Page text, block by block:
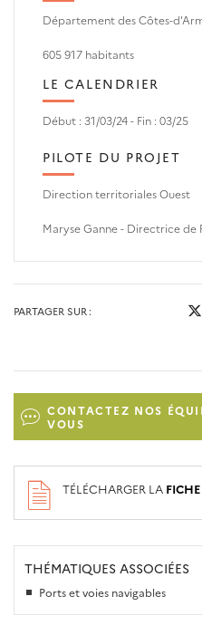
Département des Côtes-
605 917 habitants
LE CALENDRIER
Début : 31/03/24 - Fin : 03/25
PILOTE DU PROJET
Direction territoriales Ouest
Maryse Ganne - Directrice de
PARTAGER SUR
CONTACTEZ NOS
VOUS
TÉLÉCHARGER LA
THÉMATIQUES ASSOCIÉES
Ports et voies navigables